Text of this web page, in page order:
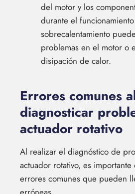
del motor y los
durante el
sobrecalentamiento
problemas en el motor o
disipación de calor.
Errores comunes
diagnosticar
actuador rotativo
Al realizar el diagnóstico de
actuador rotativo, es importante
errores comunes que pueden